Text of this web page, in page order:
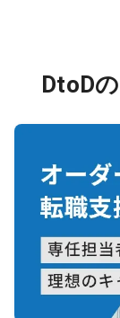
DtoD